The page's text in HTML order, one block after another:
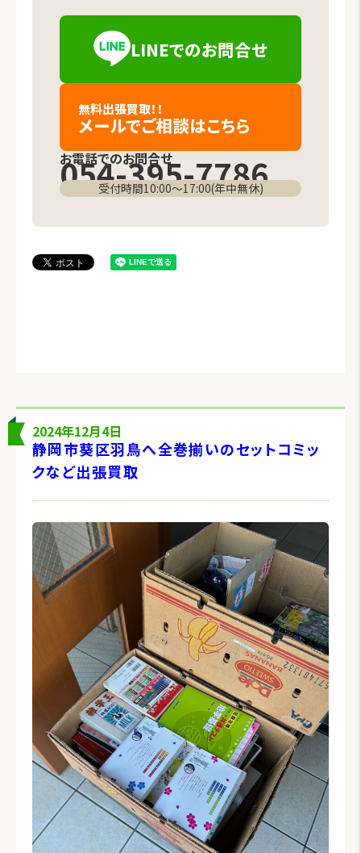
LINEでのお問合せ
（新しいタブで開きます）
無料出張買取！！
メールでご相談はこちら
お電話でのお問合せ
054-395-7786
受付時間10:00〜17:00(年中無休)
2024年12月4日
静岡市葵区羽鳥へ全巻揃いのセットコミッ
クなど出張買取